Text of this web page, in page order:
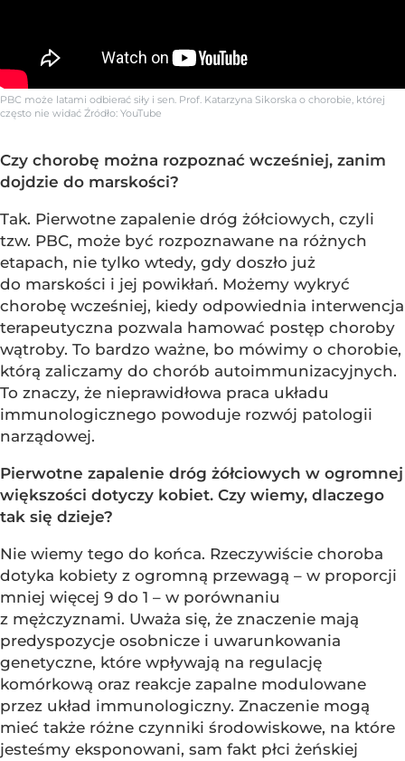
PBC może latami odbierać siły i sen. Prof. Katarzyna Sikorska o chorobie, której
często nie widać Źródło: YouTube
Czy chorobę można rozpoznać wcześniej, zanim
dojdzie do marskości?
Tak. Pierwotne zapalenie dróg żółciowych, czyli
tzw. PBC, może być rozpoznawane na różnych
etapach, nie tylko wtedy, gdy doszło już
do marskości i jej powikłań. Możemy wykryć
chorobę wcześniej, kiedy odpowiednia interwencja
terapeutyczna pozwala hamować postęp choroby
wątroby. To bardzo ważne, bo mówimy o chorobie,
którą zaliczamy do chorób autoimmunizacyjnych.
To znaczy, że nieprawidłowa praca układu
immunologicznego powoduje rozwój patologii
narządowej.
Pierwotne zapalenie dróg żółciowych w ogromnej
większości dotyczy kobiet. Czy wiemy, dlaczego
tak się dzieje?
Nie wiemy tego do końca. Rzeczywiście choroba
dotyka kobiety z ogromną przewagą – w proporcji
mniej więcej 9 do 1 – w porównaniu
z mężczyznami. Uważa się, że znaczenie mają
predyspozycje osobnicze i uwarunkowania
genetyczne, które wpływają na regulację
komórkową oraz reakcje zapalne modulowane
przez układ immunologiczny. Znaczenie mogą
mieć także różne czynniki środowiskowe, na które
jesteśmy eksponowani, sam fakt płci żeńskiej